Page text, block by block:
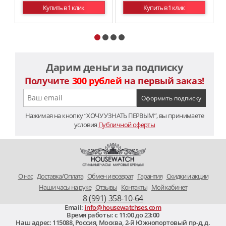
Купить в 1 клик
Купить в 1 клик
Дарим деньги за подписку
Получите 300 рублей на первый заказ!
Нажимая на кнопку “ХОЧУ УЗНАТЬ ПЕРВЫМ”, вы принимаете
условия Публичной оферты
O нас Доставка/Оплата Обмен и возврат Гарантия Скидки и акции
Наши часы на руке Отзывы Контакты Мой кабинет
8 (991) 358-10-64
Email: info@housewatchses.com
Время работы: c 11:00 до 23:00
Наш адрес: 115088, Россия, Москва 2-й Южнопортовый пр-д, д.